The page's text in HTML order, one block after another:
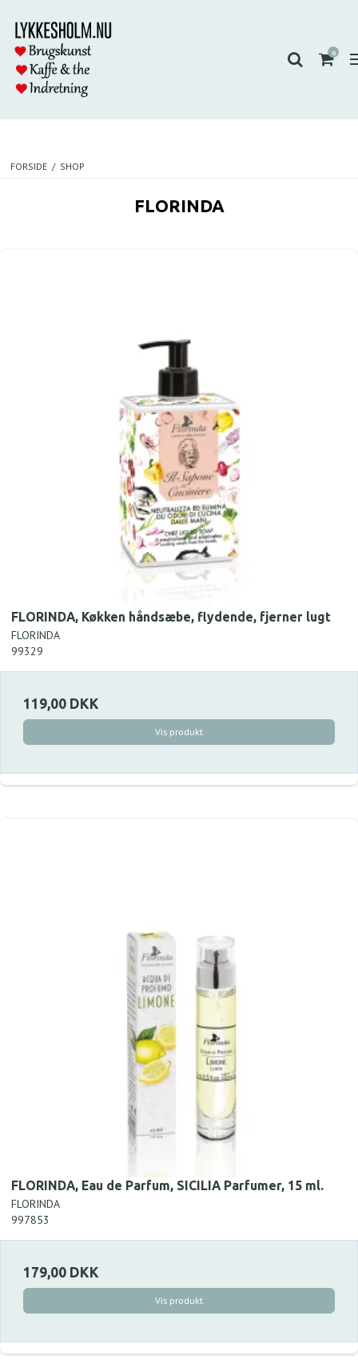
0
FORSIDE / SHOP
FLORINDA
FLORINDA, Køkken håndsæbe, flydende, fjerner lugt
FLORINDA
99329
119,00 DKK
Vis produkt
FLORINDA, Eau de Parfum, SICILIA Parfumer, 15 ml.
FLORINDA
997853
179,00 DKK
Vis produkt